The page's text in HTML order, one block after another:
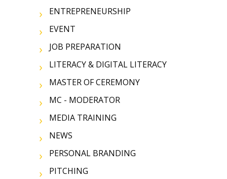
ENTREPRENEURSHIP
EVENT
JOB PREPARATION
LITERACY & DIGITAL LITERACY
MASTER OF CEREMONY
MC - MODERATOR
MEDIA TRAINING
NEWS
PERSONAL BRANDING
PITCHING